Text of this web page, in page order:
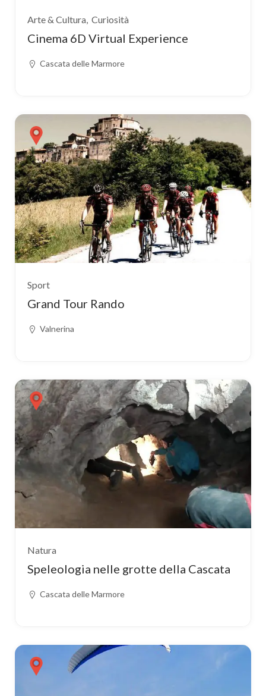
Arte & Cultura Curiosità
Cinema 6D Virtual Experience
Cascata delle Marmore
Sport
Grand Tour Rando
Valnerina
Natura
Speleologia nelle grotte della Cascata
Cascata delle Marmore